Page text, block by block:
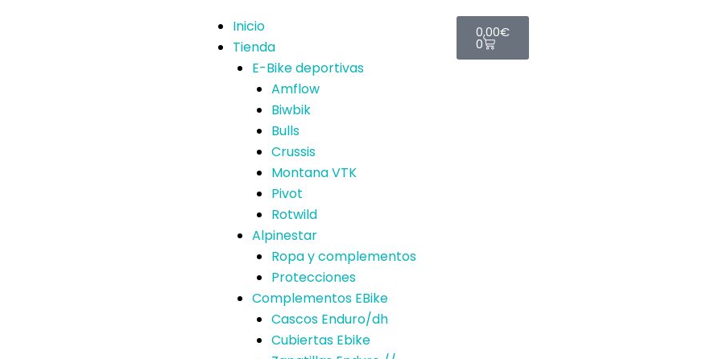
Inicio
Tienda
E-Bike deportivas
Amflow
Biwbik
Bulls
Crussis
Montana VTK
Pivot
Rotwild
Alpinestar
Ropa y complementos
Protecciones
Complementos EBike
Cascos Enduro/dh
Cubiertas Ebike
0,00€
0
Cart